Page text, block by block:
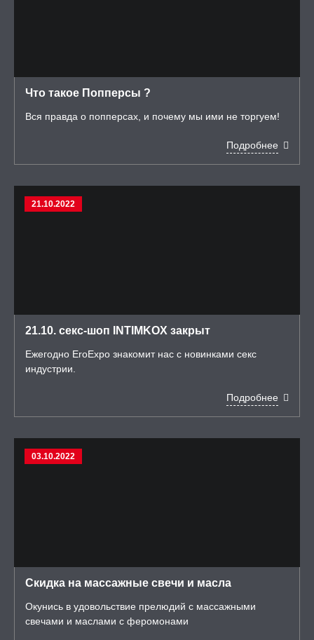
Что такое Попперсы ?
Вся правда о попперсах, и почему мы ими не торгуем!
Подробнее
21.10.2022
21.10. секс-шоп INTIMKOX закрыт
Ежегодно EroExpo знакомит нас с новинками секс
индустрии.
Подробнее
03.10.2022
Скидка на массажные свечи и масла
Окунись в удовольствие прелюдий с массажными
свечами и маслами с феромонами